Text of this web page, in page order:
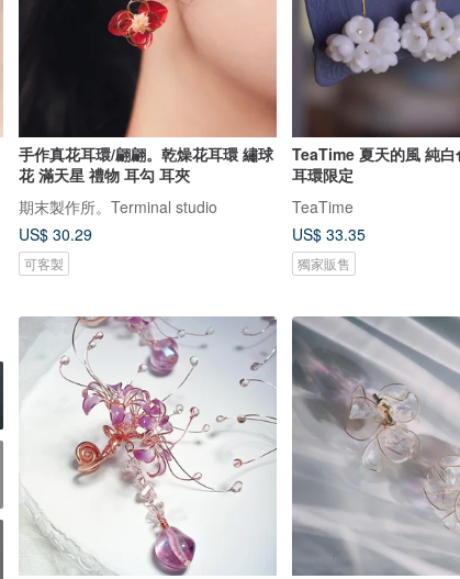
手作真花耳環/翩翩。乾燥花耳環 繡球
花 滿天星 禮物 耳勾 耳夾
期末製作所。Terminal studio
US$ 30.29
可客製
TeaTime 夏天的風 純白色花團組合
耳環限定
TeaTime
US$ 33.35
獨家販售